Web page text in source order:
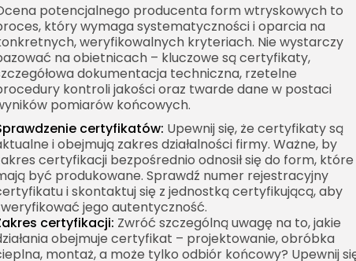
potencjalnego producenta form wtryskowych to
który wymaga systematyczności i oparcia na
weryfikowalnych kryteriach. Nie wystarczy
na obietnicach – kluczowe są certyfikaty,
dokumentacja techniczna, rzetelne
kontroli jakości oraz twarde dane w postaci
pomiarów końcowych.
certyfikatów: Upewnij się, że certyfikaty są
i obejmują zakres działalności firmy. Ważne, by
certyfikacji bezpośrednio odnosił się do form, które
być produkowane. Sprawdź numer rejestracyjny
i skontaktuj się z jednostką certyfikującą, aby
jego autentyczność.
certyfikacji: Zwróć szczególną uwagę na to, jakie
obejmuje certyfikat – projektowanie, obróbka
montaż, a może tylko odbiór końcowy? Upewnij